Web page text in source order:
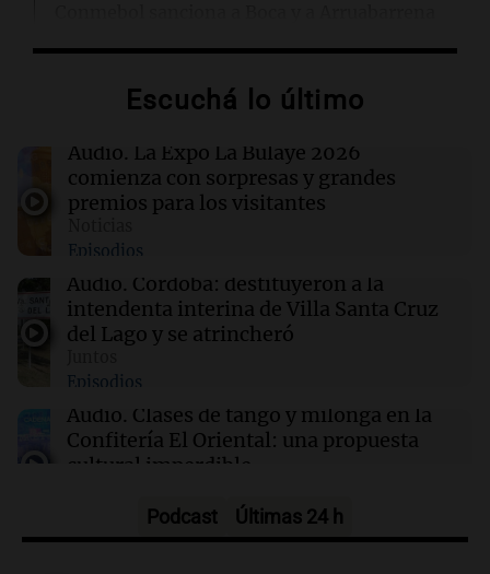
Juntos
Salame con la novedad de la variedad "ultra
premium"
"Tiene que haber una reglamentación": el
reclamo del Kennel Club por los criaderos de
perros
Un hombre se enfrenta al brote de ébola más
veloz de la historia sin recibir salario
Escuchá lo último
Audio. La Expo La Bulaye 2026
comienza con sorpresas y grandes
premios para los visitantes
Episodios
Audio. Córdoba: destituyeron a la
intendenta interina de Villa Santa Cruz
del Lago y se atrincheró
Episodios
Audio. Clases de tango y milonga en la
Confitería El Oriental: una propuesta
cultural imperdible
Audio.Más de la mitad de la población
Podcast Últimas 24 h